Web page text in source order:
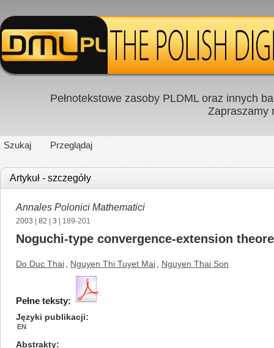
Pełnotekstowe zasoby PLDML oraz innych
Zapraszamy
Szukaj Przeglądaj
Artykuł - szczegóły
Annales Polonici Mathematici
2003 82 3 | 189-201
Noguchi-type convergence-extension
Do Duc Thai Nguyen Thi Tuyet Mai Nguyen Thai Son
Pełne teksty:
Języki publikacji
EN
Abstrakty